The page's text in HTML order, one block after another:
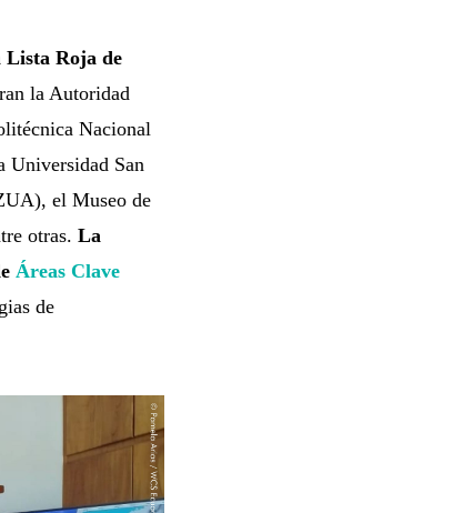
Lista Roja de
la Autoridad
Nacional
San
el Museo de
otras. La
Áreas Clave
de